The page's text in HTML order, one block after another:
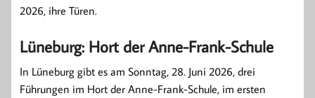
2026, ihre Türen.
Lüneburg: Hort der Anne-Frank-Schule
In Lüneburg gibt es am Sonntag, 28. Juni 2026, drei
Führungen im Hort der Anne-Frank-Schule, im ersten